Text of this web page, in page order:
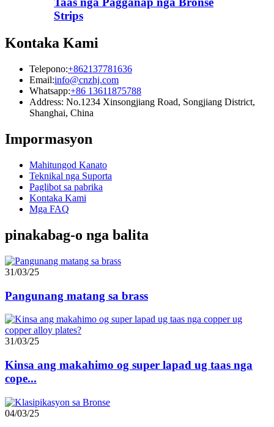
Strips
Kontaka Kami
Telepono:+862137781636
Email:info@cnzhj.com
Whatsapp:+86 13611875788
Address: No.1234 Xinsongjiang Road, Songjiang District,
Shanghai, China
Impormasyon
Mahitungod Kanato
Teknikal nga Suporta
Paglibot sa pabrika
Kontaka Kami
Mga FAQ
pinakabag-o nga balita
31/03/25
Pangunang matang sa brass
31/03/25
Kinsa ang makahimo og super lapad ug taas nga
cope...
04/03/25